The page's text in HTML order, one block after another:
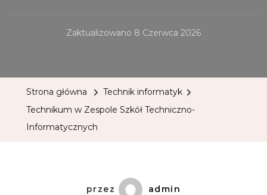
Zaktualizowano 8 Czerwca 2026
Strona główna
Technik informatyk
Technikum w Zespole Szkół Techniczno-
Informatycznych
przez admin